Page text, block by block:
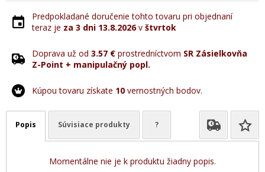
Predpokladané doručenie tohto tovaru pri objednaní
teraz je za 3 dni 13.8.2026v štvrtok
Doprava už od 3.57 € prostredníctvom SR Zásielkovňa
Z-Point + manipulačný popl.
Kúpou tovaru získate 10 vernostných bodov.
Popis Súvisiace produkty ?
Momentálne nie je k produktu žiadny popis.